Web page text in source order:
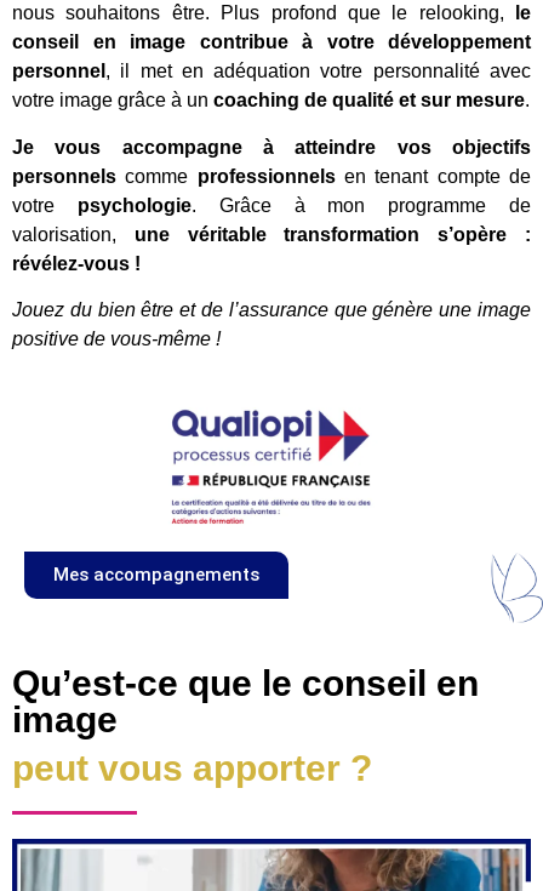
nous souhaitons être. Plus profond que le relooking,
le
conseil en image contribue à votre développement
personnel , il met en adéquation votre personnalité avec
votre image grâce à un coaching de qualité et sur mesure.
Je vous accompagne à atteindre vos objectifs
personnels comme professionnelsen tenant compte de
votre psychologie. Grâce à mon programme de
valorisation, une véritable transformation s’opère :
révélez-vous !
Jouez du bien être et de l’assurance que génère une image
positive de vous-même !
Mes accompagnements
Qu’est-ce que le conseil en
image
peut vous apporter ?